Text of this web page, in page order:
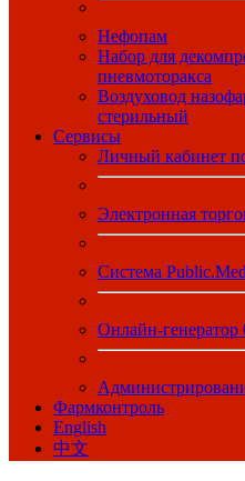
Нефопам
Набор для
пневмоторакса
Воздуховод
стерильный
Сервисы
Личный кабинет
Электронная
Система
Онлайн-генератор
Фармконтроль
English
中文